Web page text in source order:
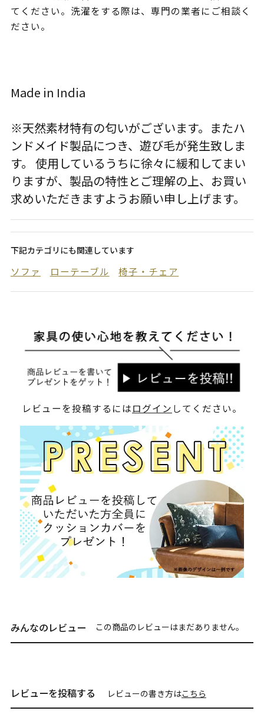
てください。洗濯をする際は、専門の業者にご相談く
ださい。
Made in India
※天然素材特有の匂いがございます。またハ
ンドメイド製品につき、遊び毛が発生致しま
す。 使用しているうちに徐々に緩和してまい
りますが、製品の特性とご理解の上、お買い
求めいただきますようお願い申し上げます。
下記カテゴリにも関連しています
ソファ ローテーブル 椅子・チェア
レビューを投稿するにはログイン してください。
みんなのレビュー この商品のレビューはまだありません。
レビューを投稿する レビューの書き方はこちら